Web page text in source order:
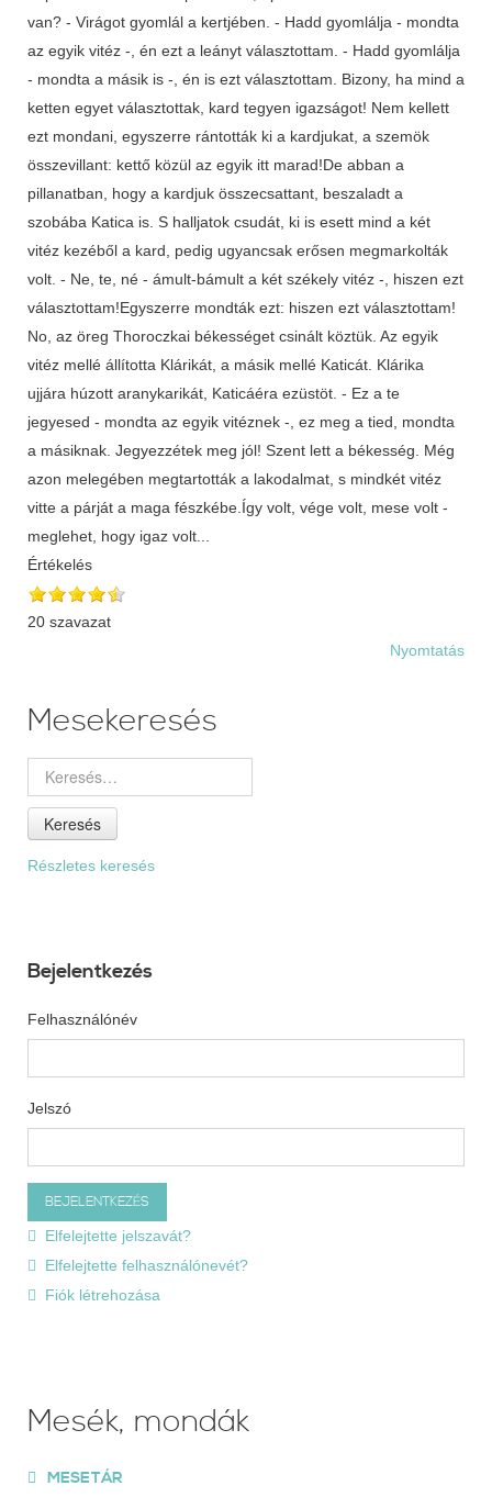
van? - Virágot gyomlál a kertjében. - Hadd gyomlálja - mondta
az egyik vitéz -, én ezt a leányt választottam. - Hadd gyomlálja
- mondta a másik is -, én is ezt választottam. Bizony, ha mind a
ketten egyet választottak, kard tegyen igazságot! Nem kellett
ezt mondani, egyszerre rántották ki a kardjukat, a szemök
összevillant: kettő közül az egyik itt marad!De abban a
pillanatban, hogy a kardjuk összecsattant, beszaladt a
szobába Katica is. S halljatok csudát, ki is esett mind a két
vitéz kezéből a kard, pedig ugyancsak erősen megmarkolták
volt. - Ne, te, né - ámult-bámult a két székely vitéz -, hiszen ezt
választottam!Egyszerre mondták ezt: hiszen ezt választottam!
No, az öreg Thoroczkai békességet csinált köztük. Az egyik
vitéz mellé állította Klárikát, a másik mellé Katicát. Klárika
ujjára húzott aranykarikát, Katicáéra ezüstöt. - Ez a te
jegyesed - mondta az egyik vitéznek -, ez meg a tied, mondta
a másiknak. Jegyezzétek meg jól! Szent lett a békesség. Még
azon melegében megtartották a lakodalmat, s mindkét vitéz
vitte a párját a maga fészkébe.Így volt, vége volt, mese volt -
meglehet, hogy igaz volt...
Értékelés
20 szavazat
Nyomtatás
Mesekeresés
Keresés
Részletes keresés
Bejelentkezés
Felhasználónév
Jelszó
Elfelejtette jelszavát?
Elfelejtette felhasználónevét?
Fiók létrehozása
Mesék, mondák
MESETÁR